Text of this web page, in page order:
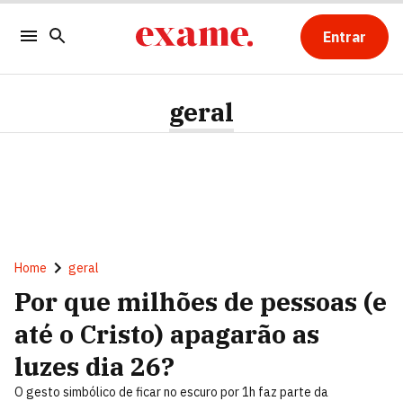
Entrar
geral
Home geral
Por que milhões de pessoas (e
até o Cristo) apagarão as
luzes dia 26?
O gesto simbólico de ficar no escuro por 1h faz parte da